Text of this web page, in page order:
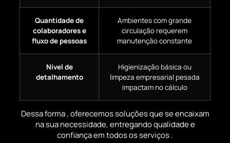
Quantidade de
colaboradores e
fluxo de pessoas
Ambientes com grande
circulação requerem
manutenção constante
Nível de
detalhamento
Higienização básica ou
limpeza empresarial pesada
impactam no cálculo
Dessa forma , oferecemos soluções que se encaixam
na sua necessidade, entregando qualidade e
confiança em todos os serviços .